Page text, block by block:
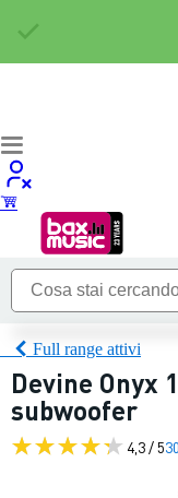
Full range attivi
Devine Onyx
subwoofer
4,3 / 5